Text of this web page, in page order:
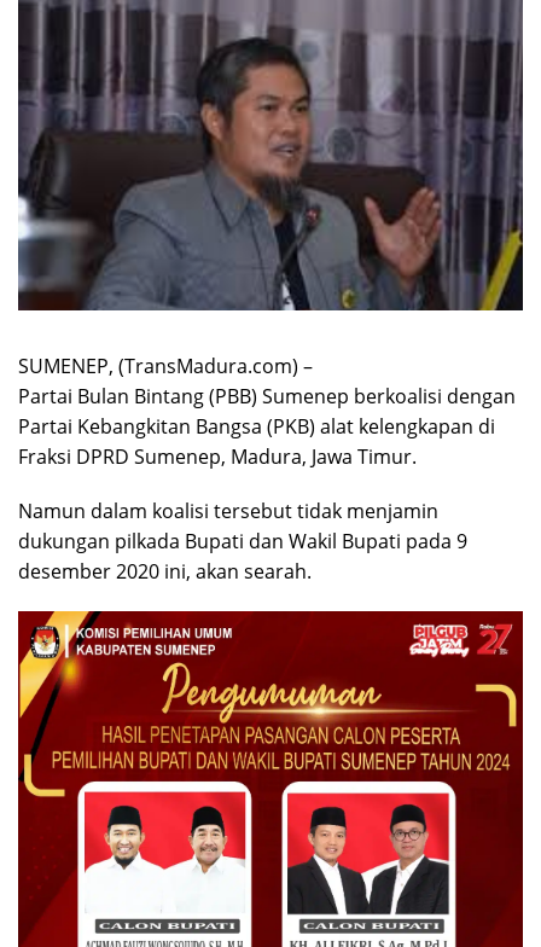
SUMENEP, (TransMadura.com) –
Partai Bulan Bintang (PBB) Sumenep berkoalisi dengan
Partai Kebangkitan Bangsa (PKB) alat kelengkapan di
Fraksi DPRD Sumenep, Madura, Jawa Timur.
Namun dalam koalisi tersebut tidak menjamin
dukungan pilkada Bupati dan Wakil Bupati pada 9
desember 2020 ini, akan searah.